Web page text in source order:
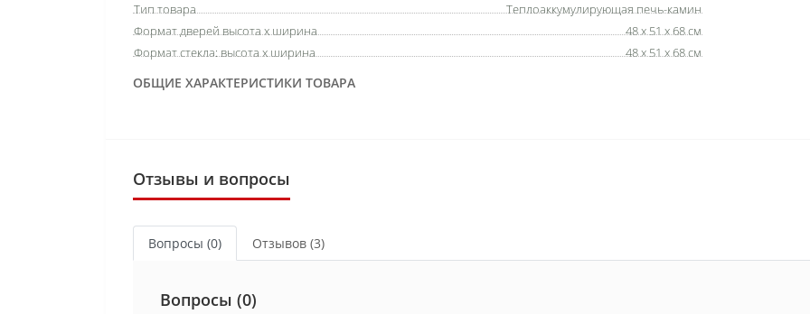
ОБЩИЕ ХАРАКТЕРИСТИКИ ТОВАРА
Тип товара
Теплоаккумулирующая печь-камин
Формат дверей высота х ширина
48 х 51 х 68 см
Формат стекла: высота х ширина
48 х 51 х 68 см
Отзывы и вопросы
Вопросы (0) Отзывов (3)
Вопросы (0)